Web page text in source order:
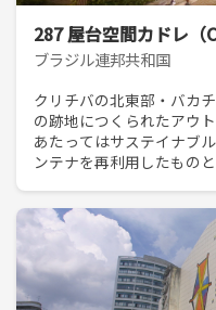
287 屋台空間カドレ（
ブラジル連邦共和国
クリチバの北東部・バカ
の跡地につくられたアウ
あたってはサステイナブ
ンテナを再利用したもの